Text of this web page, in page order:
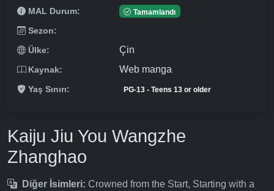
MAL Durum: Tamamlandı
Sezon:
Ülke:
Çin
Kaynak: Web manga
Yaş Sınırı: PG-13 - Teens 13 or older
Kaiju Jiu You Wangzhe
Zhanghao
Diğer İsimleri: Crowned from the Start, Starting with a